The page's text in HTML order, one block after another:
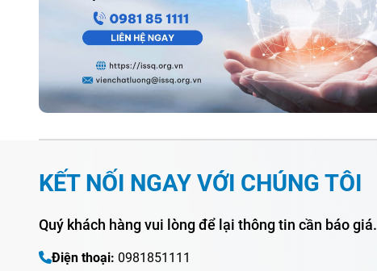
KẾT NỐI NGAY VỚI CHÚNG TÔI
Quý khách hàng vui lòng để lại thông tin cần báo giá.
Điện thoại: 0981851111